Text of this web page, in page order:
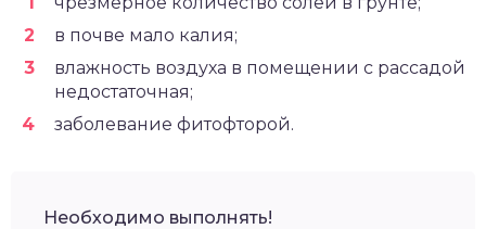
в почве мало калия;
влажность воздуха в помещении с рассадой
недостаточная;
заболевание фитофторой.
Необходимо выполнять!